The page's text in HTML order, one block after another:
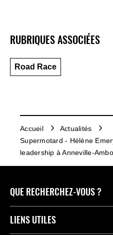
RUBRIQUES ASSOCIÉES
Road Race
Accueil
Actualités
Supermotard - Hélène
leadership à Anneville-
QUE RECHERCHEZ-VOUS ?
Motos
LIENS UTILES